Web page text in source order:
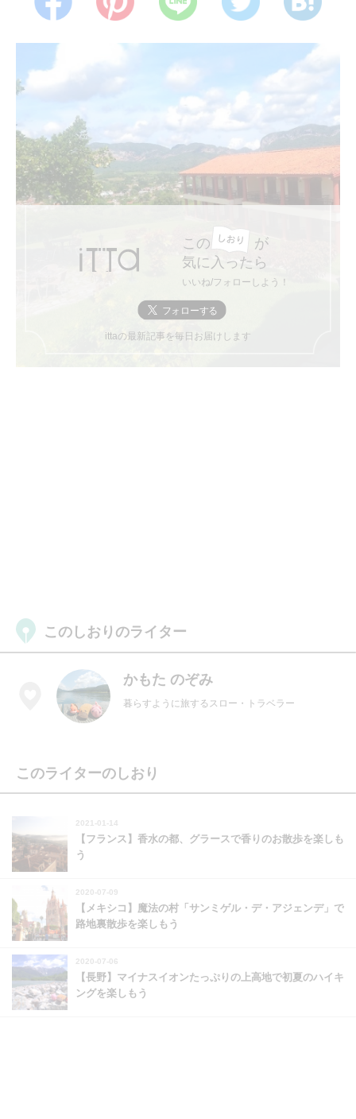
この
が
気に入ったら
いいね/フォローしよう！
ittaの最新記事を毎日お届けします
このしおりのライター
かもた のぞみ
暮らすように旅するスロー・トラベラー
このライターのしおり
2021-01-14
【フランス】香水の都、グラースで香りのお散歩を楽しも
う
2020-07-09
【メキシコ】魔法の村「サンミゲル・デ・アジェンデ」で
路地裏散歩を楽しもう
2020-07-06
【長野】マイナスイオンたっぷりの上高地で初夏のハイキ
ングを楽しもう